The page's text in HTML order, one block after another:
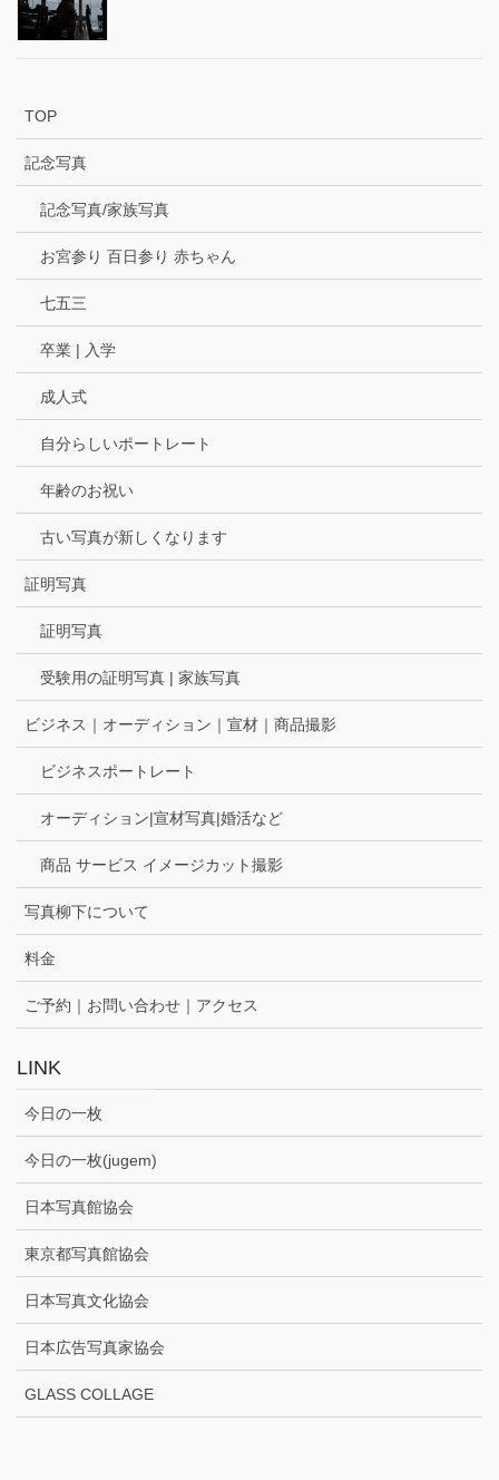
TOP
記念写真
記念写真/家族写真
お宮参り 百日参り 赤ちゃん
七五三
卒業 | 入学
成人式
自分らしいポートレート
年齢のお祝い
古い写真が新しくなります
証明写真
証明写真
受験用の証明写真 | 家族写真
ビジネス｜オーディション｜宣材｜商品撮影
ビジネスポートレート
オーディション|宣材写真|婚活など
商品 サービス イメージカット撮影
写真柳下について
料金
ご予約｜お問い合わせ｜アクセス
LINK
今日の一枚
今日の一枚(jugem)
日本写真館協会
東京都写真館協会
日本写真文化協会
日本広告写真家協会
GLASS COLLAGE